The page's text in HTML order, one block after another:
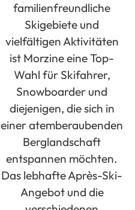
familienfreundliche
Skigebiete und
vielfältigen Aktivitäten
ist Morzine eine Top-
Wahl für Skifahrer,
Snowboarder und
diejenigen, die sich in
einer atemberaubenden
Berglandschaft
entspannen möchten.
Das lebhafte Après-Ski-
Angebot und die